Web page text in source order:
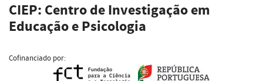
CIEP: Centro de Investigação em
Educação e Psicologia
Cofinanciado por: